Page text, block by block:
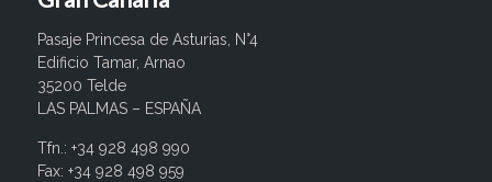
Pasaje Princesa de Asturias, N°4
Edificio Tamar, Arnao
35200 Telde
LAS PALMAS – ESPAÑA
Tfn.: +34 928 498 990
Fax: +34 928 498 959